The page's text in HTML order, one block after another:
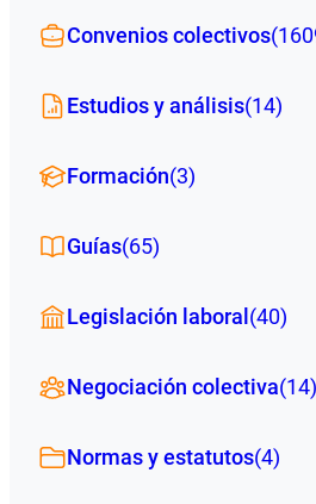
Convenios colectivos
Estudios y análisis(14)
Formación(3)
Guías(65)
Legislación laboral (40)
Negociación colectiva(14)
Normas y estatutos(4)